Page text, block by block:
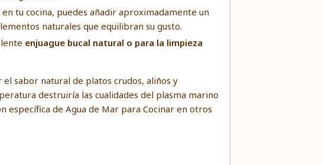
tu cocina, puedes añadir aproximadamente un
naturales que equilibran su gusto.
enjuague bucal natural o para la limpieza
sabor natural de platos crudos, aliños y
destruiría las cualidades del plasma marino
específica de Agua de Mar para Cocinar en otros